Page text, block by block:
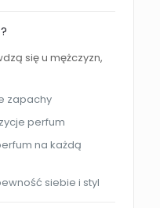
się u mężczyzn,
zapachy
perfum
na każdą
siebie i styl